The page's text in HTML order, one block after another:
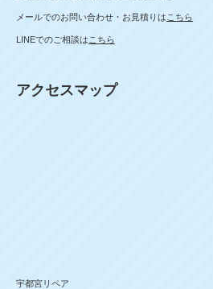
メールでのお問い合わせ・お見積りは こちら
LINEでのご相談は こちら
アクセスマップ
宇都宮リペア